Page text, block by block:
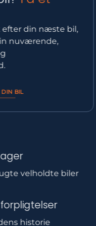
efter din næste bil,
nuværende,
BIL
velholdte biler
historie